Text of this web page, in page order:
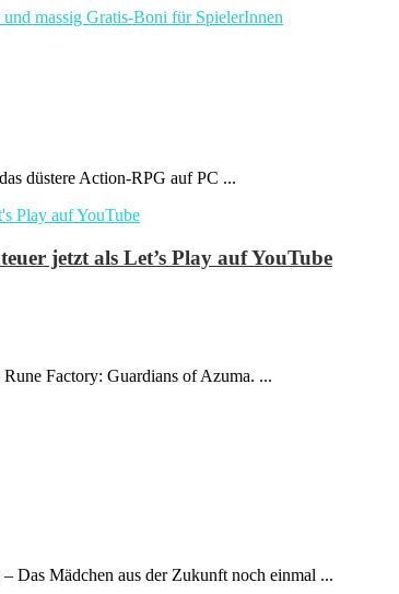
düstere Action-RPG auf PC ...
jetzt als Let’s Play auf YouTube
Factory: Guardians of Azuma. ...
Das Mädchen aus der Zukunft noch einmal ...